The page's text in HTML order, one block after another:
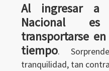
Al ingresar a
Nacional
transportarse
tiempo.
tranquilidad, tan